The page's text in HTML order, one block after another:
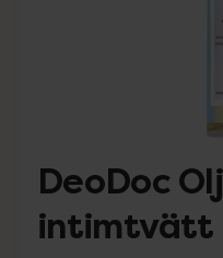
DeoDoc
intimtvätt